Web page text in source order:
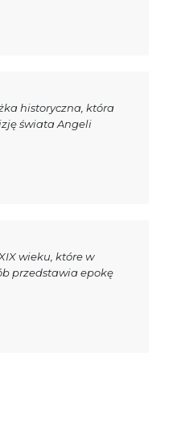
historyczna, która
świata Angeli
wieku, które w
przedstawia epokę